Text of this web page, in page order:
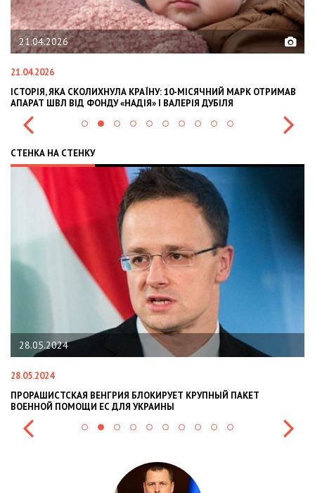
21.04.2026
21.04.2026
ІСТОРІЯ, ЯКА СКОЛИХНУЛА КРАЇНУ: 10-МІСЯЧНИЙ МАРК ОТРИМАВ
АПАРАТ ШВЛ ВІД ФОНДУ «НАДІЯ» І ВАЛЕРІЯ ДУБІЛЯ
СТЕНКА НА СТЕНКУ
28.05.2024
28.05.2024
ПРОРАШИСТСКАЯ ВЕНГРИЯ БЛОКИРУЕТ КРУПНЫЙ ПАКЕТ
ВОЕННОЙ ПОМОЩИ ЕС ДЛЯ УКРАИНЫ